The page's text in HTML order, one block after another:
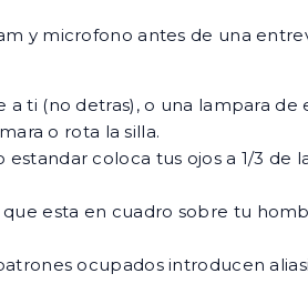
y microfono antes de una
ti (no detras), o una lampara
o rota la silla.
estandar coloca tus ojos a 1/3
esta en cuadro sobre tu
ocupados introducen